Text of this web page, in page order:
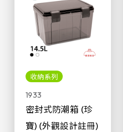
收納系列
1933
密封式防潮箱 (珍
寶) (外觀設計註冊)